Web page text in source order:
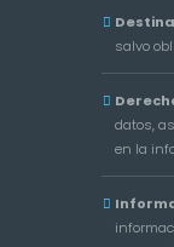
salvo
datos,
en la